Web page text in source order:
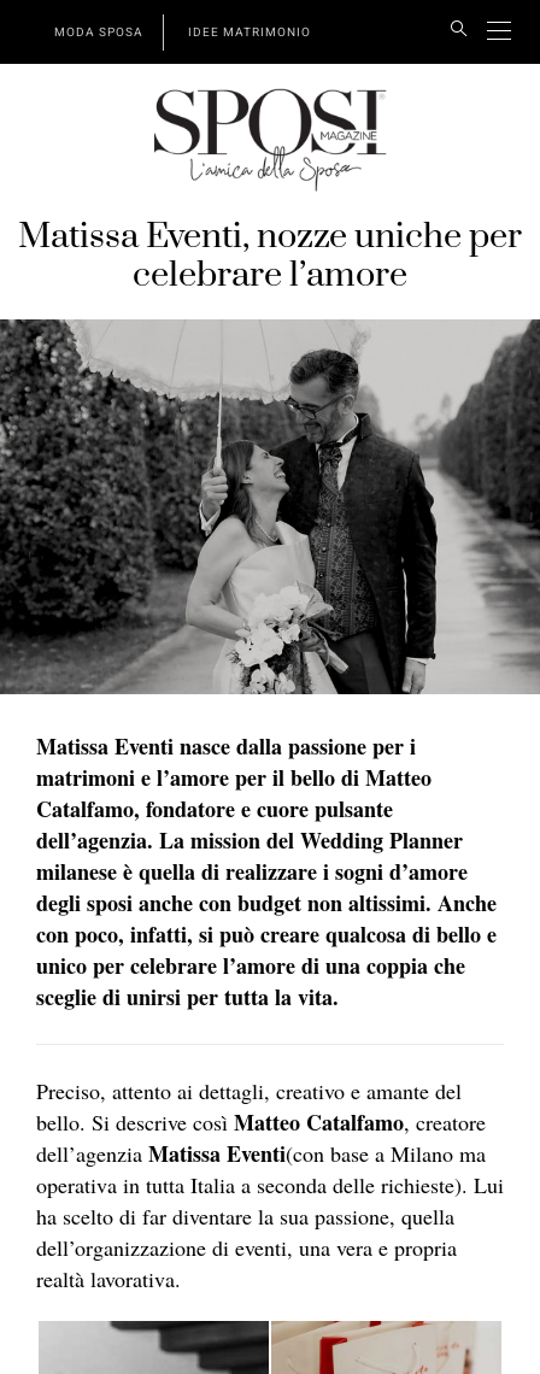
MODA SPOSA IDEE MATRIMONIO
Matissa Eventi, nozze uniche per
celebrare l’amore
Matissa Eventi nasce dalla passione per i
matrimoni e l’amore per il bello di Matteo
Catalfamo, fondatore e cuore pulsante
dell’agenzia. La mission del Wedding Planner
milanese è quella di realizzare i sogni d’amore
degli sposi anche con budget non altissimi. Anche
con poco, infatti, si può creare qualcosa di bello e
unico per celebrare l’amore di una coppia che
sceglie di unirsi per tutta la vita.
Preciso, attento ai dettagli, creativo e amante del
bello. Si descrive così Matteo Catalfamo, creatore
dell’agenzia Matissa Eventi(con base a Milano ma
operativa in tutta Italia a seconda delle richieste). Lui
ha scelto di far diventare la sua passione, quella
dell’organizzazione di eventi, una vera e propria
realtà lavorativa.